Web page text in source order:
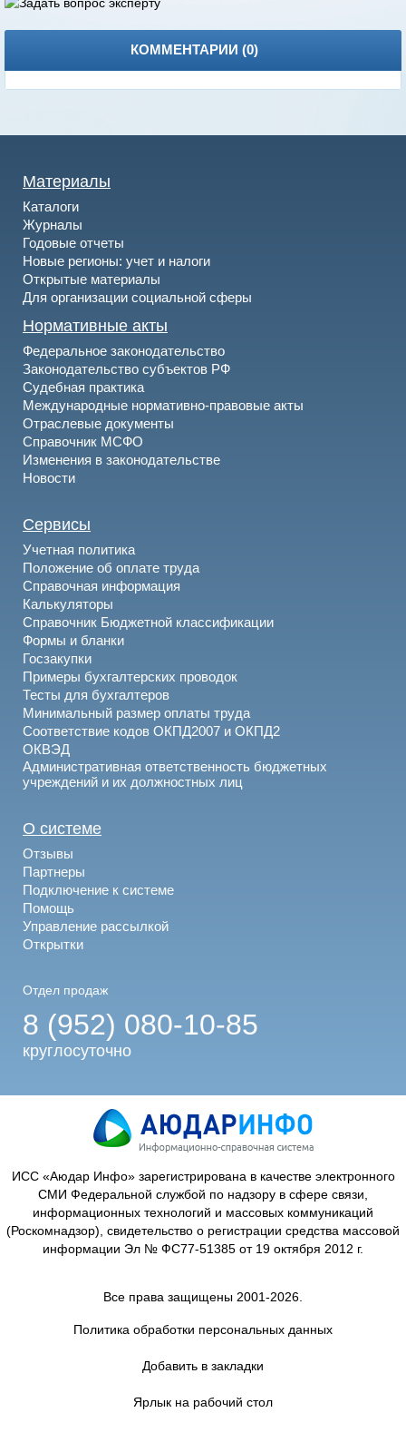
КОММЕНТАРИИ (0)
Материалы
Каталоги
Журналы
Годовые отчеты
Новые регионы: учет и налоги
Открытые материалы
Для организации социальной сферы
Нормативные акты
Федеральное законодательство
Законодательство субъектов РФ
Судебная практика
Международные нормативно-правовые акты
Отраслевые документы
Справочник МСФО
Изменения в законодательстве
Новости
Сервисы
Учетная политика
Положение об оплате труда
Справочная информация
Калькуляторы
Справочник Бюджетной классификации
Формы и бланки
Госзакупки
Примеры бухгалтерских проводок
Тесты для бухгалтеров
Минимальный размер оплаты труда
Соответствие кодов ОКПД2007 и ОКПД2
ОКВЭД
Административная ответственность бюджетных
учреждений и их должностных лиц
О системе
Отзывы
Партнеры
Подключение к системе
Помощь
Управление рассылкой
Открытки
Отдел продаж
8 (952) 080-10-85
круглосуточно
ИСС «Аюдар Инфо» зарегистрирована в качестве электронного
СМИ Федеральной службой по надзору в сфере связи,
информационных технологий и массовых коммуникаций
(Роскомнадзор), свидетельство о регистрации средства массовой
информации Эл № ФС77-51385 от 19 октября 2012 г.
Все права защищены 2001-2026.
Политика обработки персональных данных
Добавить в закладки
Ярлык на рабочий стол